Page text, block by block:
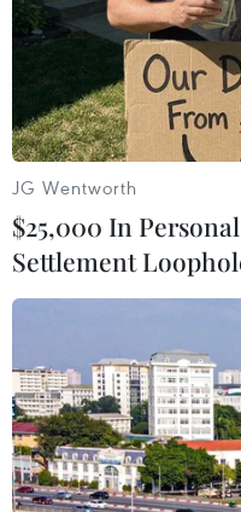
Người dân thắp hương với
thiệt mạng sớm
Hàng trăm người dân đổ
cho những người
JG Wentworth
$25,000 In
Settlement